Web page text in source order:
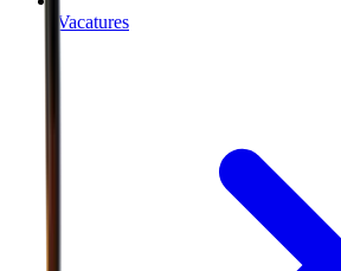
Vacatures